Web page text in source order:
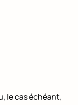
le cas échéant,